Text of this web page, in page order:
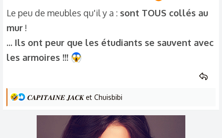
Voici les mésaventures arrivés à mon neveu
samedi dernier en rentrant dans son
CROUS
pour passer une bonne année universitaire
Sa chambre était infectée de toutes sortes de
"le sortir de là"!!!
"squatter" chez une de ses tantes qui
Le peu de meubles qu'il y a : sont TOUS collés au
mur !
... Ils ont peur que les étudiants se sauvent avec
les armoires !!!
L
𝑪𝑨𝑷𝑰𝑻𝑨𝑰𝑵𝑬 𝑱𝑨𝑪𝑲et Chuisbibi